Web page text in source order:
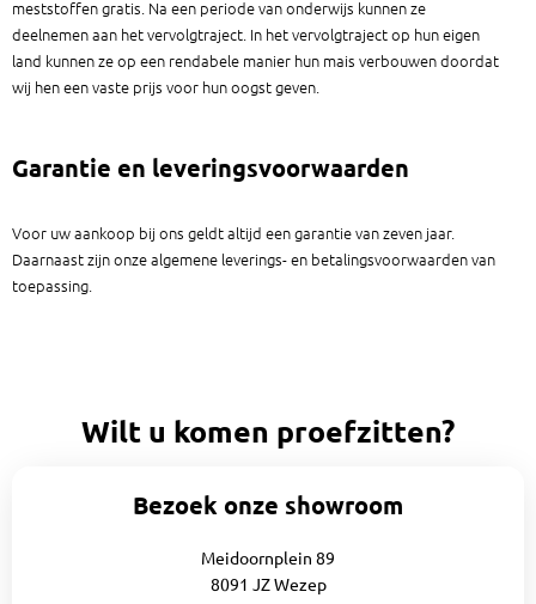
meststoffen gratis. Na een periode van onderwijs kunnen ze
deelnemen aan het vervolgtraject. In het vervolgtraject op hun eigen
land kunnen ze op een rendabele manier hun mais verbouwen doordat
wij hen een vaste prijs voor hun oogst geven.
Garantie en leveringsvoorwaarden
Voor uw aankoop bij ons geldt altijd een garantie van zeven jaar.
Daarnaast zijn onze algemene leverings- en betalingsvoorwaarden van
toepassing.
Wilt u komen proefzitten?
Bezoek onze showroom
Meidoornplein 89
8091 JZ Wezep